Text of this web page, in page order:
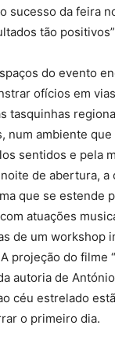
sucesso da feira
tão
do evento
ofícios em
tasquinhas
num ambiente
sentidos e pela
de abertura, a
que se estende
atuações
de um workshop
projeção do filme
autoria de
céu estrelado
o primeiro dia.